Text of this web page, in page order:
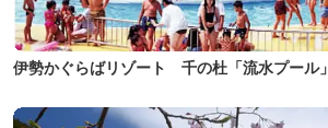
伊勢かぐらばリゾート 千の杜「流水プール」